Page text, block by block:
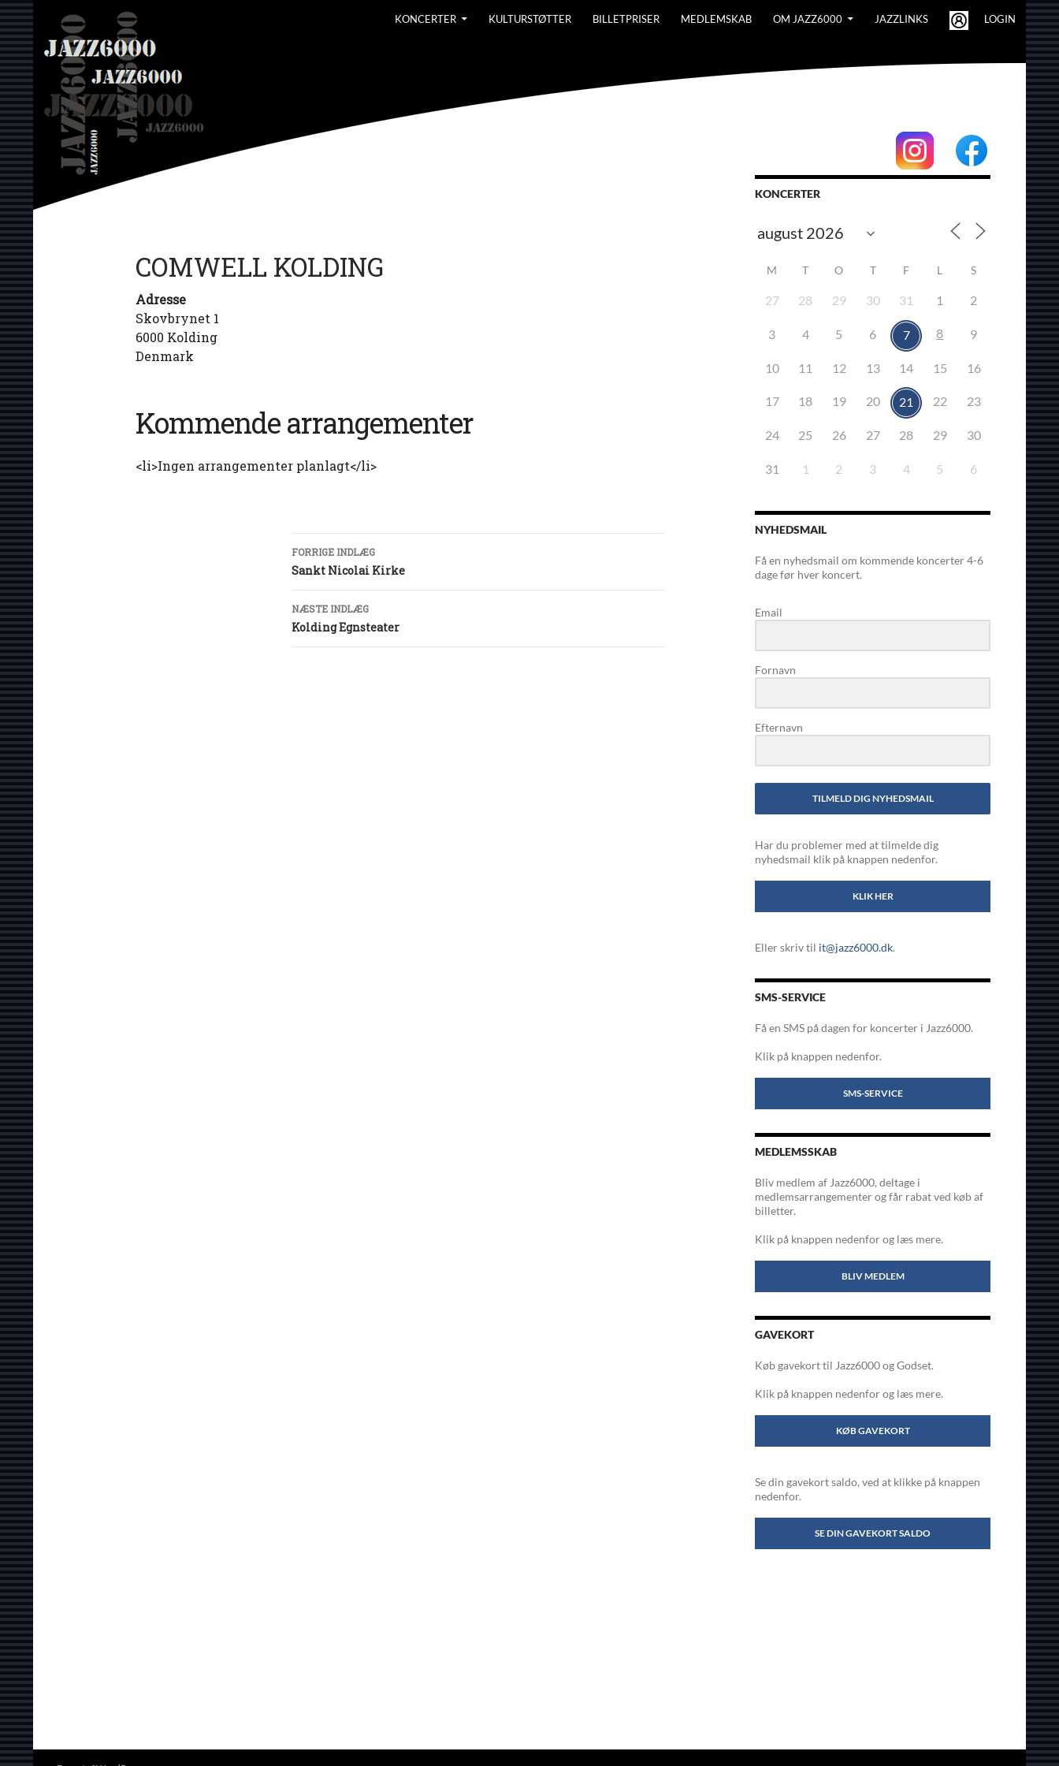
Hop
til
indhold
KONCERTER KULTURSTØTTER BILLETPRISER MEDLEMSKAB OM JAZZ6000 JAZZLINKS LOGIN
COMWELL KOLDING
Adresse
Skovbrynet 1
6000 Kolding
Denmark
Kommende arrangementer
<li>Ingen arrangementer planlagt</li>
Indlægsnavigation
FORRIGE INDLÆG
Sankt Nicolai Kirke
NÆSTE INDLÆG
Kolding Egnsteater
KONCERTER
M T O T F L S
27 28 29 30 31 1 2
3 4 5 6 7 8 9
10 11 12 13 14 15 16
17 18 19 20 21 22 23
24 25 26 27 28 29 30
31 1 2 3 4 5 6
NYHEDSMAIL
Få en nyhedsmail om kommende koncerter 4-6
dage før hver koncert.
Email
Fornavn
Efternavn
TILMELD DIG NYHEDSMAIL
Har du problemer med at tilmelde dig
nyhedsmail klik på knappen nedenfor.
KLIK HER
Eller skriv til it@jazz6000.dk.
SMS-SERVICE
Få en SMS på dagen for koncerter i Jazz6000.
Klik på knappen nedenfor.
SMS-SERVICE
MEDLEMSSKAB
Bliv medlem af Jazz6000, deltage i
medlemsarrangementer og får rabat ved køb af
billetter.
Klik på knappen nedenfor og læs mere.
BLIV MEDLEM
GAVEKORT
Køb gavekort til Jazz6000 og Godset.
Klik på knappen nedenfor og læs mere.
KØB GAVEKORT
Se din gavekort saldo, ved at klikke på knappen
nedenfor.
SE DIN GAVEKORT SALDO